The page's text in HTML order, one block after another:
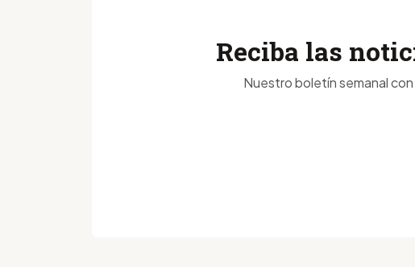
Reciba las
Nuestro boletín semanal